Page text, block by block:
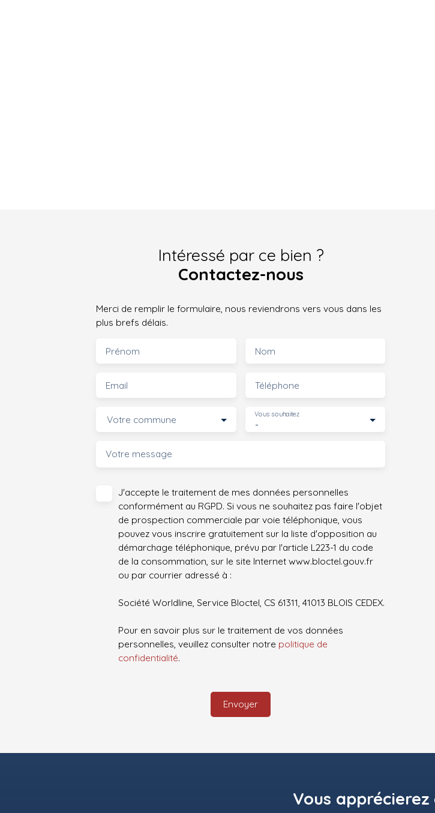
Intéressé par ce bien ?
Contactez-nous
Merci de remplir le formulaire, nous reviendrons vers vous dans les
plus brefs délais.
Prénom Nom
Email Téléphone
Votre commune -
Vous souhaitez
Votre message
J'accepte le traitement de mes données personnelles
conformément au RGPD. Si vous ne souhaitez pas faire l'objet
de prospection commerciale par voie téléphonique, vous
pouvez vous inscrire gratuitement sur la liste d'opposition au
démarchage téléphonique, prévu par l'article L223-1 du code
de la consommation, sur le site Internet www.bloctel.gouv.fr
ou par courrier adressé à :
Société Worldline, Service Bloctel, CS 61311, 41013 BLOIS CEDEX.
Pour en savoir plus sur le traitement de vos données
personnelles, veuillez consulter notre politique de
confidentialité.
Envoyer
Vous apprécierez